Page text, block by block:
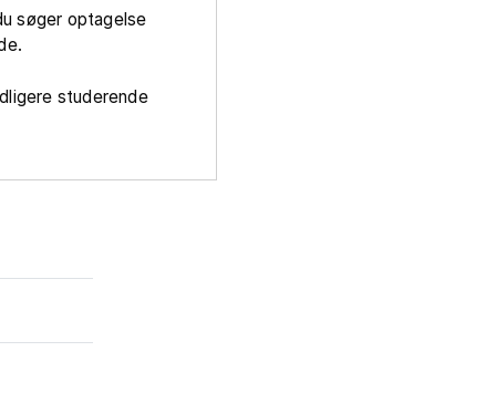
søger optagelse
studerende